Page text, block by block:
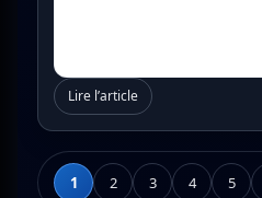
Lire l’article
1 2 3 4 5